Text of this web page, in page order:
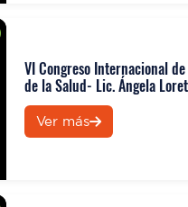
VI Congreso Internacional
de la Salud- Lic. Ángela
Ver más